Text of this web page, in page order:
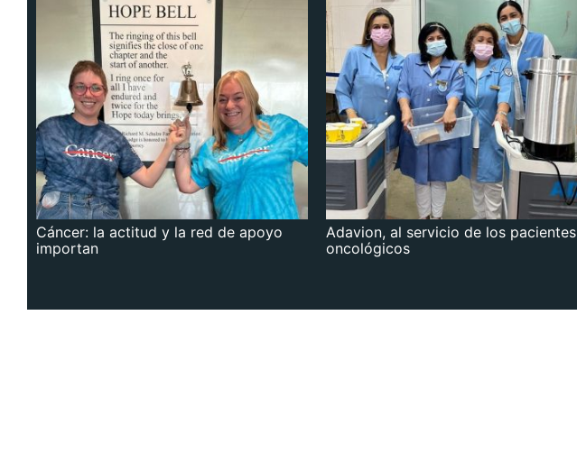
Cáncer: la actitud y la red de apoyo
importan
Adavion, al servicio de los pacientes
oncológicos